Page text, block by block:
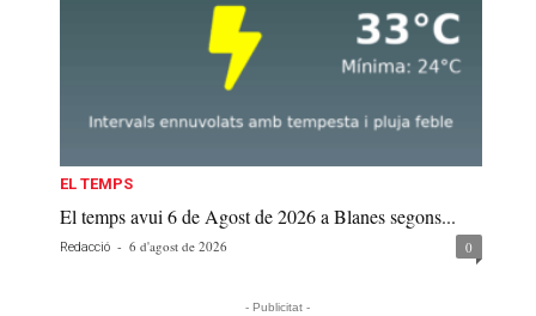
EL TEMPS
El temps avui 6 de Agost de 2026 a Blanes segons...
Redacció - 6 d'agost de 2026 0
- Publicitat -